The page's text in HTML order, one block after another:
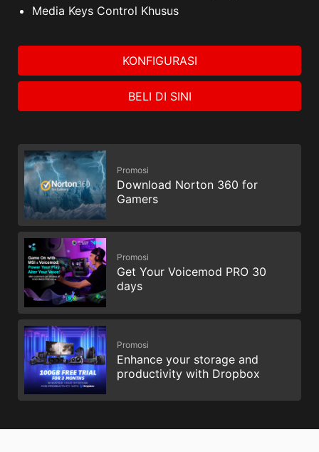
Media Keys Control Khusus
KONFIGURASI
BELI DI SINI
Promosi
Download Norton 360 for
Gamers
Promosi
Get Your Voicemod PRO 30
days
Promosi
Enhance your storage and
productivity with Dropbox